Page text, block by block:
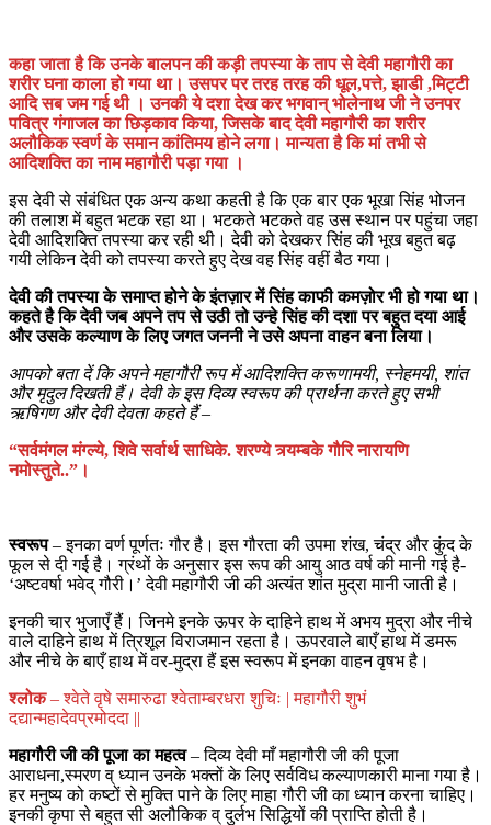
कहा जाता है कि उनके बालपन की कड़ी तपस्या के ताप से देवी महागौरी का
शरीर घना काला हो गया था। उसपर पर तरह तरह की धूल,पत्ते, झाडी ,मिट्टी
आदि सब जम गई थी । उनकी ये दशा देख कर भगवान् भोलेनाथ जी ने उनपर
पवित्र गंगाजल का छिड़काव किया, जिसके बाद देवी महागौरी का शरीर
अलौकिक स्वर्ण के समान कांतिमय होने लगा। मान्यता है कि मां तभी से
आदिशक्ति का नाम महागौरी पड़ा गया ।
इस देवी से संबंधित एक अन्य कथा कहती है कि एक बार एक भूखा सिंह भोजन
की तलाश में बहुत भटक रहा था। भटकते भटकते वह उस स्थान पर पहुंचा जहा
देवी आदिशक्ति तपस्या कर रही थी। देवी को देखकर सिंह की भूख बहुत बढ़
गयी लेकिन देवी को तपस्या करते हुए देख वह सिंह वहीं बैठ गया।
देवी की तपस्या के समाप्त होने के इंतज़ार में सिंह काफी कमज़ोर भी हो गया था।
कहते है कि देवी जब अपने तप से उठी तो उन्हे सिंह की दशा पर बहुत दया आई
और उसके कल्याण के लिए जगत जननी ने उसे अपना वाहन बना लिया।
आपको बता दें कि अपने महागौरी रूप में आदिशक्ति करूणामयी, स्नेहमयी, शांत
और मृदुल दिखती हैं। देवी के इस दिव्य स्वरूप की प्रार्थना करते हुए सभी
ऋषिगण और देवी देवता कहते हैं –
“सर्वमंगल मंग्ल्ये, शिवे सर्वार्थ साधिके. शरण्ये त्र्यम्बके गौरि नारायणि
नमोस्तुते..”।
स्वरूप– इनका वर्ण पूर्णतः गौर है। इस गौरता की उपमा शंख, चंद्र और कुंद के
फूल से दी गई है। ग्रंथों के अनुसार इस रूप की आयु आठ वर्ष की मानी गई है-
‘अष्टवर्षा भवेद् गौरी।’ देवी महागौरी जी की अत्यंत शांत मुद्रा मानी जाती है।
इनकी चार भुजाएँ हैं। जिनमे इनके ऊपर के दाहिने हाथ में अभय मुद्रा और नीचे
वाले दाहिने हाथ में त्रिशूल विराजमान रहता है। ऊपरवाले बाएँ हाथ में डमरू
और नीचे के बाएँ हाथ में वर-मुद्रा हैं इस स्वरूप में इनका वाहन वृषभ है।
श्लोक– श्वेते वृषे समारुढा श्वेताम्बरधरा शुचिः | महागौरी शुभं
दद्यान्महादेवप्रमोददा ||
महागौरी जी की पूजा का महत्व– दिव्य देवी माँ महागौरी जी की पूजा
आराधना,स्मरण व् ध्यान उनके भक्तों के लिए सर्वविध कल्याणकारी माना गया है।
हर मनुष्य को कष्टों से मुक्ति पाने के लिए माहा गौरी जी का ध्यान करना चाहिए।
इनकी कृपा से बहुत सी अलौकिक व् दुर्लभ सिद्धियों की प्राप्ति होती है।